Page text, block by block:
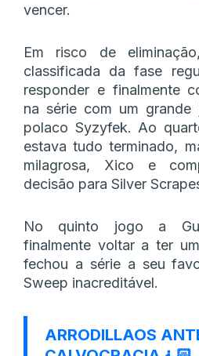
vencer.
Em risco de
classificada da fase
responder e finalmente
na série com um
polaco Syzyfek. Ao
estava tudo terminado,
milagrosa, Xico e
decisão para Silver
No quinto jogo a
finalmente voltar a ter
fechou a série a seu
Sweep inacreditável.
ARRODILLAOS